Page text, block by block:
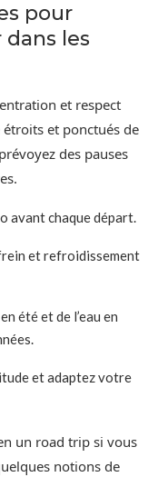
pour
les
et respect
et ponctués de
des pauses
avant chaque départ.
et refroidissement
été et de l’eau en
et adaptez votre
un road trip si vous
notions de